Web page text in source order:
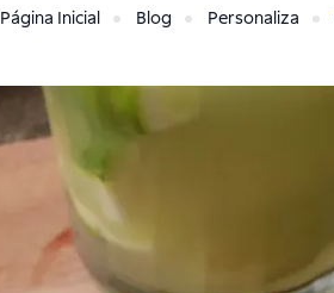
Página Inicial Blog Personaliza